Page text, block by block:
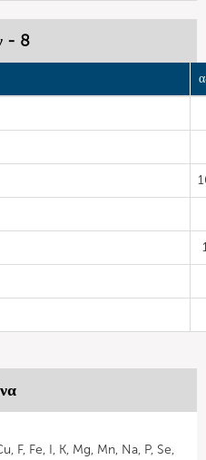
- 8
F, Fe, I, K, Mg, Mn, Na, P, Se,